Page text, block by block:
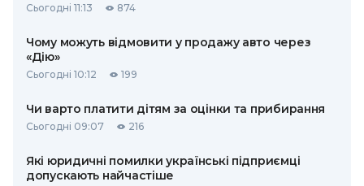
Сьогодні 11:13 874
Чому можуть відмовити у продажу авто через
«Дію»
Сьогодні 10:12 199
Чи варто платити дітям за оцінки та прибирання
Сьогодні 09:07 216
Які юридичні помилки українські підприємці
допускають найчастіше